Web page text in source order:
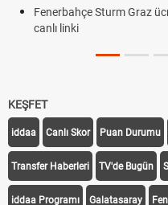
Fenerbahçe Sturm Graz
canlı linki
KEŞFET
iddaa Canlı Skor Puan Durumu
Transfer Haberleri TV'de Bugün